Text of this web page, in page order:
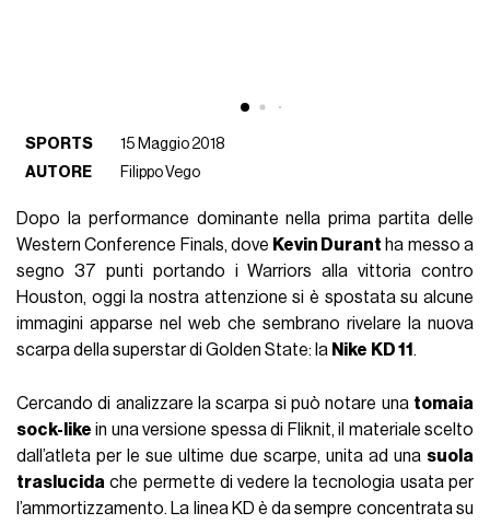
SPORTS
15 Maggio 2018
AUTORE
Filippo Vego
Dopo la performance dominante nella prima partita delle
Western Conference Finals, dove Kevin Durant ha messo a
segno 37 punti portando i Warriors alla vittoria contro
Houston, oggi la nostra attenzione si è spostata su alcune
immagini apparse nel web che sembrano rivelare la nuova
scarpa della superstar di Golden State: la Nike KD 11 .
Cercando di analizzare la scarpa si può notare una tomaia
sock-like in una versione spessa di Fliknit, il materiale scelto
dall’atleta per le sue ultime due scarpe, unita ad una suola
traslucida che permette di vedere la tecnologia usata per
l’ammortizzamento. La linea KD è da sempre concentrata su